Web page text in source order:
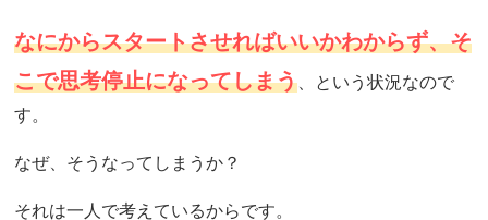
なにからスタートさせればいいかわからず、そ
こで思考停止になってしまう 、という状況なので
す。
なぜ、そうなってしまうか？
それは一人で考えているからです。